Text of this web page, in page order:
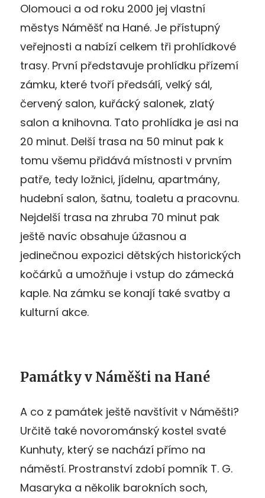
Olomouci a od roku 2000 jej vlastní
městys Náměšť na Hané. Je přístupný
veřejnosti a nabízí celkem tři prohlídkové
trasy. První představuje prohlídku přízemí
zámku, které tvoří předsálí, velký sál,
červený salon, kuřácký salonek, zlatý
salon a knihovna. Tato prohlídka je asi na
20 minut. Delší trasa na 50 minut pak k
tomu všemu přidává místnosti v prvním
patře, tedy ložnici, jídelnu, apartmány,
hudební salon, šatnu, toaletu a pracovnu.
Nejdelší trasa na zhruba 70 minut pak
ještě navíc obsahuje úžasnou a
jedinečnou expozici dětských historických
kočárků a umožňuje i vstup do zámecká
kaple. Na zámku se konají také svatby a
kulturní akce.
Památky v Náměšti na Hané
A co z památek ještě navštívit v Náměšti?
Určitě také novorománský kostel svaté
Kunhuty, který se nachází přímo na
náměstí. Prostranství zdobí pomník T. G.
Masaryka a několik barokních soch,